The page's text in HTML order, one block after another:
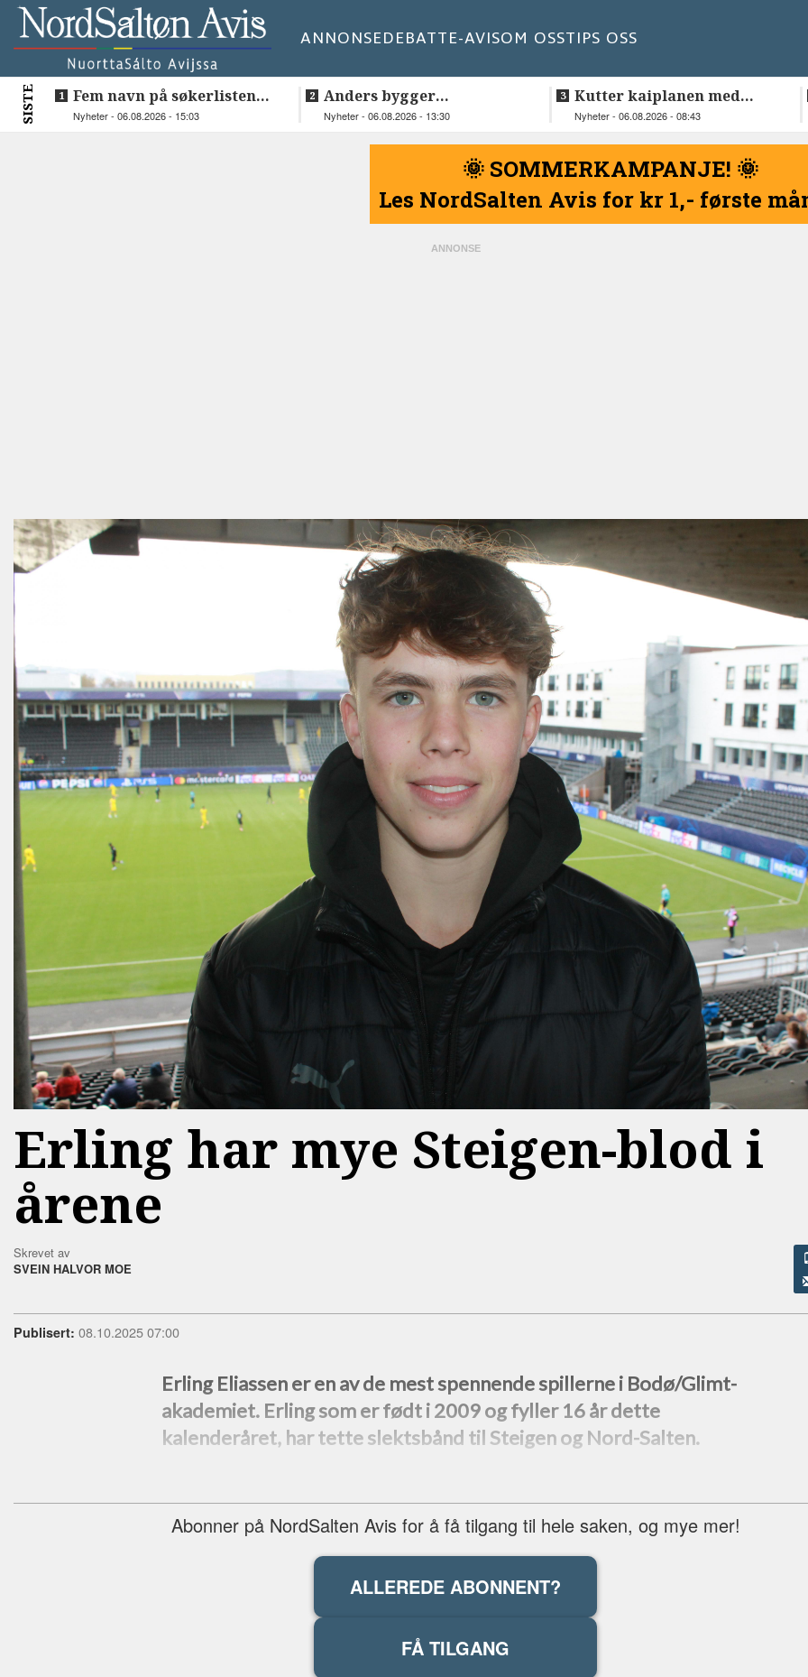
ANNONSEDEBATTE-AVISOM OSSTIPS OSS
SISTE
Fem navn på søkerlisten
til toppjobben i
Nyheter - 06.08.2026 - 15:03
Anders bygger
teknologiselskap fra
Nyheter - 06.08.2026 - 13:30
Kutter kaiplanen med
flere hundre millioner
Nyheter - 06.08.2026 - 08:43
🌞 SOMMERKAMPANJE! 🌞
Les NordSalten Avis for kr 1,- første
Erling har mye Steigen-blod i
årene
Skrevet av
SVEIN HALVOR MOE
Publisert: 08.10.2025 07:00
Erling Eliassen er en av de mest spennende spillerne i Bodø/Glimt-
akademiet. Erling som er født i 2009 og fyller 16 år dette
kalenderåret, har tette slektsbånd til Steigen og Nord-Salten.
Abonner på NordSalten Avis for å få tilgang til hele saken, og mye mer!
ALLEREDE ABONNENT?
FÅ TILGANG